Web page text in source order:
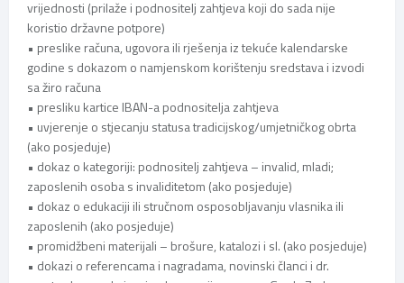
vrijednosti (prilaže i podnositelj zahtjeva koji do sada nije
koristio državne potpore)
• preslike računa, ugovora ili rješenja iz tekuće kalendarske
godine s dokazom o namjenskom korištenju sredstava i izvodi
sa žiro računa
• presliku kartice IBAN-a podnositelja zahtjeva
• uvjerenje o stjecanju statusa tradicijskog/umjetničkog obrta
(ako posjeduje)
• dokaz o kategoriji: podnositelj zahtjeva – invalid, mladi;
zaposlenih osoba s invaliditetom (ako posjeduje)
• dokaz o edukaciji ili stručnom osposobljavanju vlasnika ili
zaposlenih (ako posjeduje)
• promidžbeni materijali – brošure, katalozi i sl. (ako posjeduje)
• dokazi o referencama i nagradama, novinski članci i dr.